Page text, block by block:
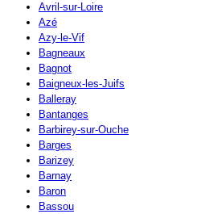
Avril-sur-Loire
Azé
Azy-le-Vif
Bagneaux
Bagnot
Baigneux-les-Juifs
Balleray
Bantanges
Barbirey-sur-Ouche
Barges
Barizey
Barnay
Baron
Bassou